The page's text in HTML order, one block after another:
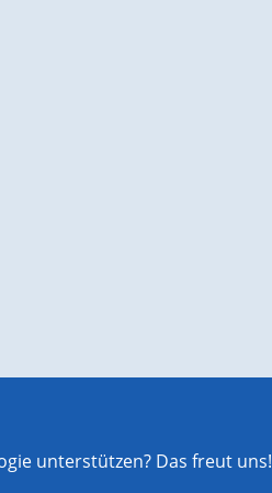
unterstützen? Das freut uns!